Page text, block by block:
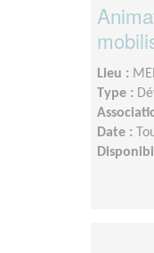
Lieu :
Type :
Date :